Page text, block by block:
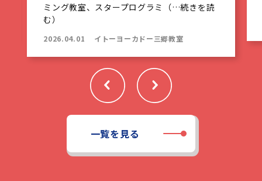
ミング教室、スタープログラミ（…続きを読
む）
2026.04.01 イトーヨーカドー三郷教室
一覧を見る